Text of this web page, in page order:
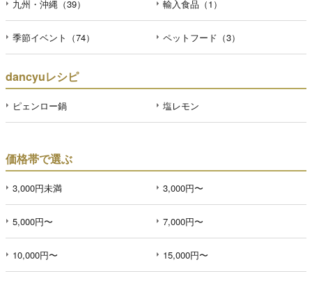
九州・沖縄（39） 輸入食品（1）
季節イベント（74） ペットフード（3）
dancyuレシピ
ピェンロー鍋 塩レモン
価格帯で選ぶ
3,000円未満 3,000円〜
5,000円〜 7,000円〜
10,000円〜 15,000円〜